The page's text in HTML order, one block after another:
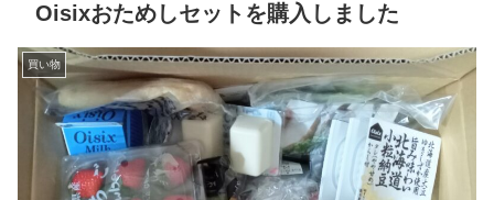
Oisixおためしセットを購入しました
買い物